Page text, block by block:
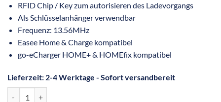
RFID Chip / Key zum autorisieren des Ladevorgangs
Als Schlüsselanhänger verwendbar
Frequenz: 13.56MHz
Easee Home & Charge kompatibel
go-eCharger HOME+ & HOMEfix kompatibel
Lieferzeit: 2-4 Werktage - Sofort versandbereit